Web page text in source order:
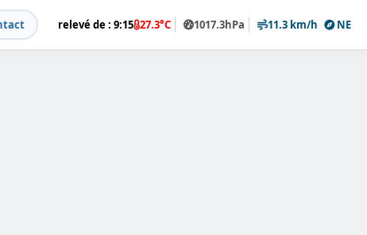
relevé de : 9:15 27.3°C 1017.3hPa 11.3 km/h NE